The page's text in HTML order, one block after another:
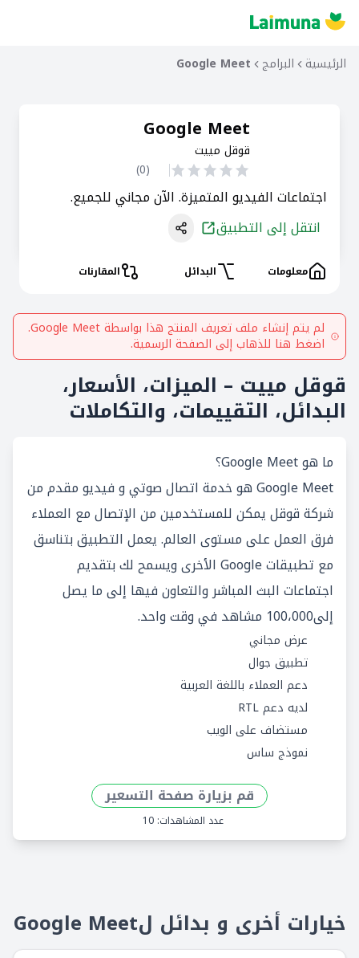
الرئيسية البرامج Google Meet
Google Meet
قوقل مييت
(
0
)
اجتماعات الفيديو المتميزة. الآن مجاني للجميع.
انتقل إلى التطبيق
معلومات البدائل المقارنات
لم يتم إنشاء ملف تعريف المنتج هذا بواسطةGoogle Meet
.
اضغط هنا للذهاب إلى الصفحة الرسمية.
قوقل مييت – الميزات، الأسعار،
البدائل، التقييمات، والتكاملات
ما هو Google Meet؟
Google Meet هو خدمة اتصال صوتي و فيديو مقدم من
شركة قوقل يمكن للمستخدمين من الإتصال مع العملاء
فرق العمل على مستوى العالم. يعمل التطبيق بتناسق
مع تطبيقات Google الأخرى ويسمح لك بتقديم
اجتماعات البث المباشر والتعاون فيها إلى ما يصل
إلى100،000 مشاهد في وقت واحد.
عرض مجاني
تطبيق جوال
دعم العملاء باللغة العربية
لديه دعم RTL
مستضاف على الويب
نموذج ساس
قم بزيارة صفحة التسعير
عدد المشاهدات: 10
خيارات أخرى و بدائل لGoogle Meet